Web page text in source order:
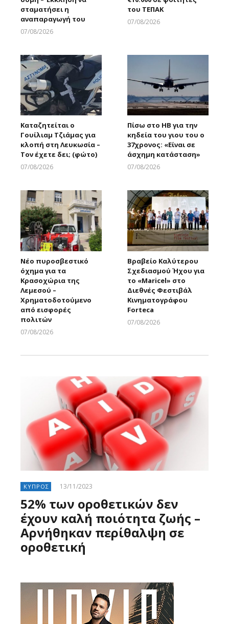
σταματήσει η
αναπαραγωγή του
07/08/2026
του ΤΕΠΑΚ
07/08/2026
Καταζητείται ο
Γουίλιαμ Τζιάμας για
κλοπή στη Λευκωσία –
Τον έχετε δει; (φώτο)
07/08/2026
Πίσω στο ΗΒ για την
κηδεία του γιου του ο
37χρονος: «Είναι σε
άσχημη κατάσταση»
07/08/2026
Νέο πυροσβεστικό
όχημα για τα
Κρασοχώρια της
Λεμεσού –
Χρηματοδοτούμενο
από εισφορές
πολιτών
07/08/2026
Βραβείο Καλύτερου
Σχεδιασμού Ήχου για
το «Maricel» στο
Διεθνές Φεστιβάλ
Κινηματογράφου
Forteca
07/08/2026
ΚΥΠΡΟΣ 13/11/2023
52% των οροθετικών δεν
έχουν καλή ποιότητα ζωής –
Αρνήθηκαν περίθαλψη σε
οροθετική